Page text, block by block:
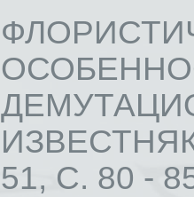
51, С. 80 -